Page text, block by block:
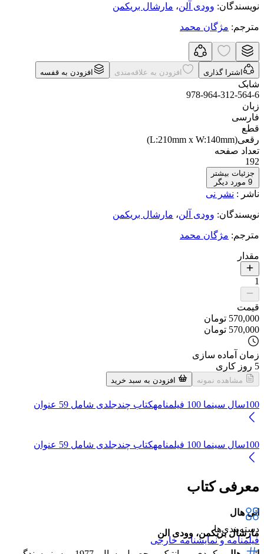
نویسندگان: وودی آلن، مارشال بریکمن
مترجم: مژگان محمد
اشترا گذاری افزودن به علاقه‌مندی افزودن به قفسه
شابک
978-964-312-564-6
زبان
فارسی
قطع
رقعی(L:210mm x W:140mm)
تعداد صفحه
192
جزئیات بیشتر
9 مورد دیگر
ناشر : نشر نی
نویسندگان: وودی آلن، مارشال بریکمن
مترجم: مژگان محمد
مقدار
1
قیمت
570,000 تومان
570,000 تومان
زمان آماده سازی
5 روز کاری
مشاهده نمونه افزودن به سبد خرید
100سال سینما 100 فیلمنامه کتاب چندجلدی شامل 59 عنوان
100سال سینما 100 فیلمنامه کتاب چندجلدی شامل 59 عنوان
معرفی کتاب
انی هال
مارشال بریکمن، وودی الن
دسته‌بندی‌ها
فیلمنامه و نمایشنامه خارجی